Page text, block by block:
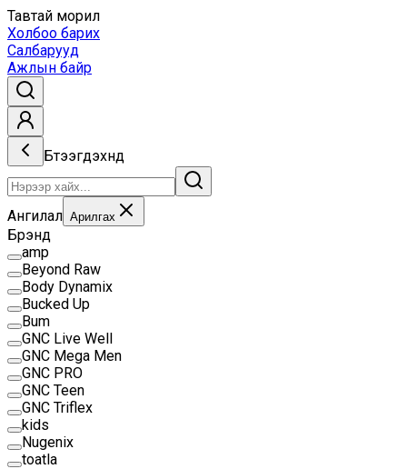
Тавтай морил
Холбоо барих
Салбарууд
Ажлын байр
Бүтээгдэхүүнүүд
Ангилал Арилгах
Брэнд
amp
Beyond Raw
Body Dynamix
Bucked Up
Bum
GNC Live Well
GNC Mega Men
GNC PRO
GNC Teen
GNC Triflex
kids
Nugenix
toatla